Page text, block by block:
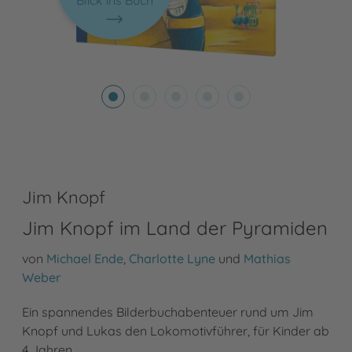
Jim Knopf
Jim Knopf im Land der Pyramiden
von Michael Ende, Charlotte Lyne und Mathias
Weber
Ein spannendes Bilderbuchabenteuer rund um Jim
Knopf und Lukas den Lokomotivführer, für Kinder ab